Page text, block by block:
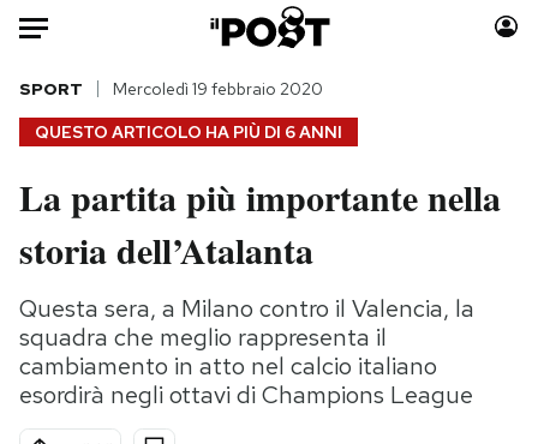
Auto
HOME
Italia
Politica
Tecnologia
Internet
Scienza
Cultura
Moda
Consumismi
Storie/Idee
Ok Boomer!
Media
Europa
QUESTO ARTICOLO HA PIÙ DI 6 ANNI
SPORT Mercoledì 19 febbraio 2020
La partita più importante nella
storia dell’Atalanta
Questa sera, a Milano contro il Valencia, la
squadra che meglio rappresenta il
cambiamento in atto nel calcio italiano
esordirà negli ottavi di Champions League